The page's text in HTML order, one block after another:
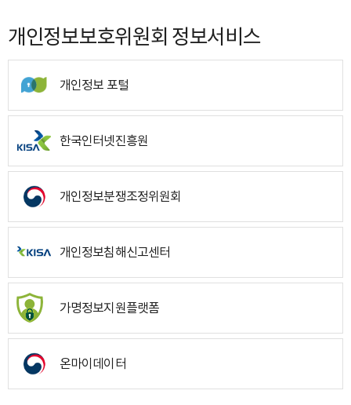
개인정보보호위원회 정보서비스
개인정보 포털
한국인터넷진흥원
개인정보분쟁조정위원회
개인정보침해신고센터
가명정보지원플랫폼
온마이데이터